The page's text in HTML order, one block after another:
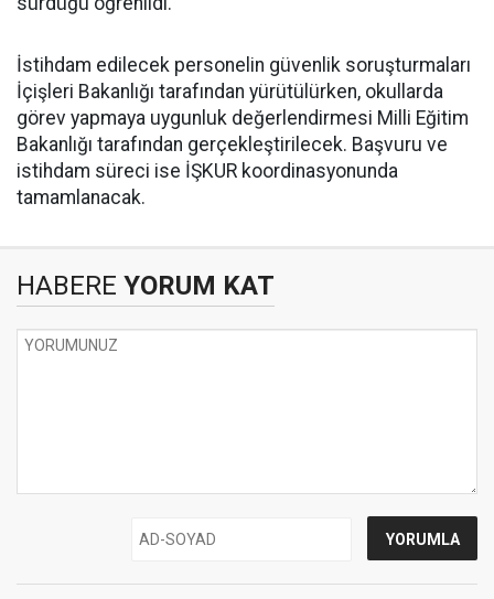
İstihdam edilecek personelin güvenlik soruşturmaları
İçişleri Bakanlığı tarafından yürütülürken, okullarda
görev yapmaya uygunluk değerlendirmesi Milli Eğitim
Bakanlığı tarafından gerçekleştirilecek. Başvuru ve
istihdam süreci ise İŞKUR koordinasyonunda
tamamlanacak.
HABERE YORUM KAT